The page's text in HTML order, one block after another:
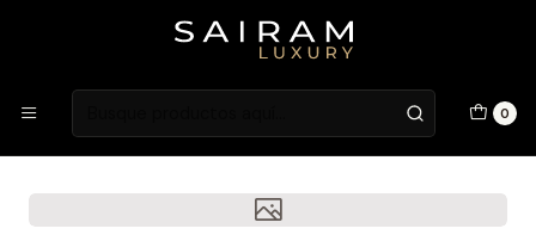
0
Atención en Guardia Vieja 202, Local 1
Inicio Fragancias Fragancias Unisex
PERFUME NISHANE FAN YOUR FLAMES UNISEX EXTRAIT DE
PARFUM 50 ML